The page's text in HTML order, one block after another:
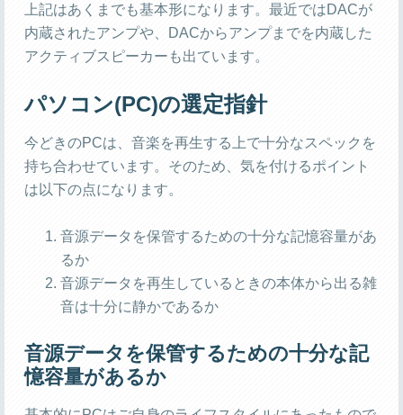
上記はあくまでも基本形になります。最近ではDACが
内蔵されたアンプや、DACからアンプまでを内蔵した
アクティブスピーカーも出ています。
パソコン(PC)の選定指針
今どきのPCは、音楽を再生する上で十分なスペックを
持ち合わせています。そのため、気を付けるポイント
は以下の点になります。
音源データを保管するための十分な記憶容量があ
るか
音源データを再生しているときの本体から出る雑
音は十分に静かであるか
音源データを保管するための十分な記
憶容量があるか